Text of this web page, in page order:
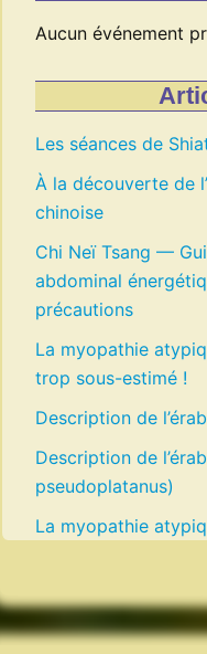
Aucun événement
Les séances de
À la découverte de
chinoise
Chi Neï Tsang —
abdominal
précautions
La myopathie
trop sous-estimé !
Description de
Description de
pseudoplatanus)
La myopathie